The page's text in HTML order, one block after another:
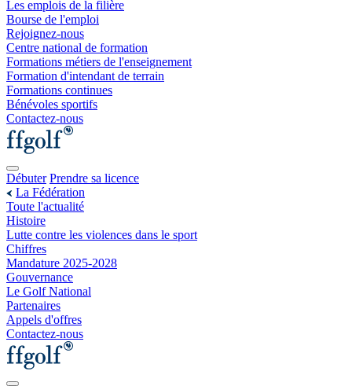
Les emplois de la filière
Bourse de l'emploi
Rejoignez-nous
Centre national de formation
Formations métiers de l'enseignement
Formation d'intendant de terrain
Formations continues
Bénévoles sportifs
Contactez-nous
Débuter Prendre sa licence
La Fédération
Toute l'actualité
Histoire
Lutte contre les violences dans le sport
Chiffres
Mandature 2025-2028
Gouvernance
Le Golf National
Partenaires
Appels d'offres
Contactez-nous